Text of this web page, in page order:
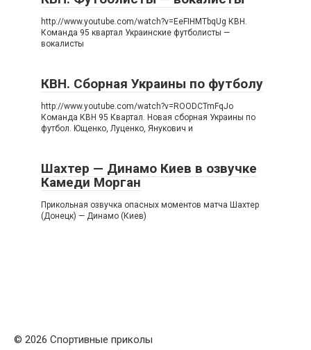
http://www.youtube.com/watch?v=EeFIHMTbqUg КВН.
Команда 95 квартал Украинские футболисты —
вокалисты
КВН. Сборная Украины по футболу
http://www.youtube.com/watch?v=ROODCTmFqJo
Команда КВН 95 Квартал. Новая сборная Украины по
футбол. Ющенко, Луценко, Янукович и
Шахтер — Динамо Киев в озвучке
Камеди Морган
Прикольная озвучка опасных моментов матча Шахтер
(Донецк) — Динамо (Киев)
© 2026 Спортивные приколы